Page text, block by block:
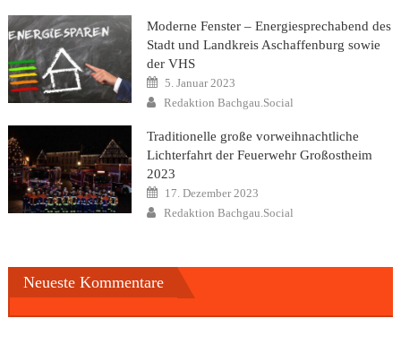
Moderne Fenster – Energiesprechabend des
Stadt und Landkreis Aschaffenburg sowie
der VHS
Posted
on
5. Januar 2023
Author
Redaktion Bachgau.Social
Traditionelle große vorweihnachtliche
Lichterfahrt der Feuerwehr Großostheim
2023
Posted
on
17. Dezember 2023
Author
Redaktion Bachgau.Social
Neueste Kommentare